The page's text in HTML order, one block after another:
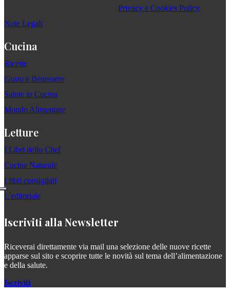
Privacy e Cookies Policy
Note Legali
Cucina
Ricette
Gusto e Benessere
Salute in Cucina
Mondo Alimentare
Letture
I Libri dello Chef
Cucina Naturale
I libri consigliati
L'editoriale
Iscriviti alla Newsletter
Riceverai direttamente via mail una selezione delle nuove ricette
apparse sul sito e scoprire tutte le novità sul tema dell’alimentazione
e della salute.
Iscriviti